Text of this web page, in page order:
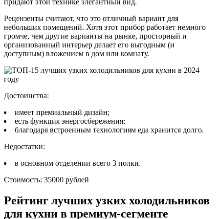
Рецензенты считают, что это отличный вариант для
небольших помещений. Хотя этот прибор работает немного
громче, чем другие варианты на рынке, просторный и
организованный интерьер делает его выгодным (и
доступным) вложением в дом или комнату.
Достоинства:
имеет премиальный дизайн;
есть функция энергосбережения;
благодаря встроенным технологиям еда хранится долго.
Недостатки:
в основном отделении всего 3 полки.
Стоимость: 35000 рублей
Рейтинг лучших узких холодильников
для кухни в премиум-сегменте